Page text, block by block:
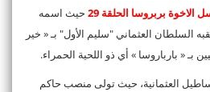
الاخوة بر بروسا الحلقة 29
حيث ﺍﺳﻤﻪ
ﺍﻟﺴﻠﻄﺎﻥ العثماني "ﺳﻠﻴﻢ ﺍﻷﻭﻝ" ﺑـ « خير
ﺑـ « باﺭﺑﺎﺭﻭﺳﺎ » ﺃﻱ ﺫﻭ ﺍﻟﻠﺤﻴﺔ ﺍﻟﺤﻤﺮﺍﺀ.
ﺍﻟﻌﺜﻤﺎﻧﻴﺔ، حيث ﺗﻮﻟﻰ ﻣﻨﺼﺐ ﺣﺎﻛﻢ